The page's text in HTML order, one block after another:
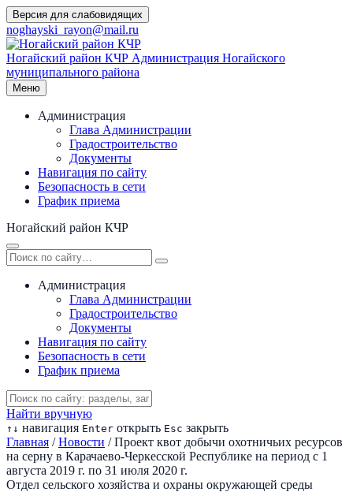
Перейти
к
содержимому
Версия для слабовидящих
noghayski_rayon@mail.ru
Ногайский район КЧР Администрация Ногайского
муниципального района
Меню
Администрация
Глава Администрации
Градостроительство
Документы
Навигация по сайту
Безопасность в сети
График приема
Ногайский район КЧР
Администрация
Глава Администрации
Градостроительство
Документы
Навигация по сайту
Безопасность в сети
График приема
Найти вручную
↑ ↓ навигация Enter открыть Esc закрыть
Главная / Новости / Проект квот добычи охотничьих ресурсов
на серну в Карачаево-Черкесской Республике на период с 1
августа 2019 г. по 31 июля 2020 г.
Отдел сельского хозяйства и охраны окружающей среды